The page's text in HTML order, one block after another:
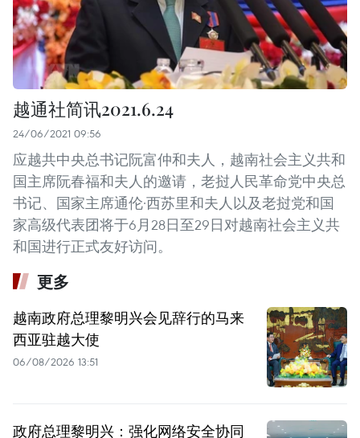
越通社简讯2021.6.24
24/06/2021 09:56
应越共中央总书记阮富仲和夫人，越南社会主义共和
国主席阮春福和夫人的邀请，老挝人民革命党中央总
书记、国家主席通伦·西苏里和夫人以及老挝党和国
家高级代表团将于6月28日至29日对越南社会主义共
和国进行正式友好访问。
更多
越南政府总理黎明兴会见辞行的马来
西亚驻越大使
06/08/2026 13:51
政府总理黎明兴：强化网络安全协同